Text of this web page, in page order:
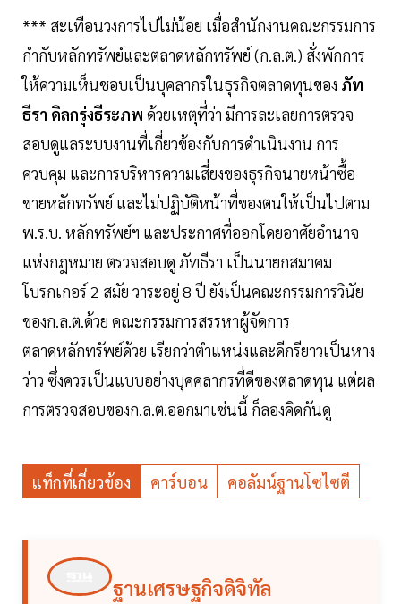
*** สะเทือนวงการไปไม่น้อย เมื่อสำนักงานคณะกรรมการ
กำกับหลักทรัพย์และตลาดหลักทรัพย์ (ก.ล.ต.) สั่งพักการ
ให้ความเห็นชอบเป็นบุคลากรในธุรกิจตลาดทุนของ ภัท
ธีรา ดิลกรุ่งธีระภพ ด้วยเหตุที่ว่า มีการละเลยการตรวจ
สอบดูแลระบบงานที่เกี่ยวข้องกับการดำเนินงาน การ
ควบคุม และการบริหารความเสี่ยงของธุรกิจนายหน้าซื้อ
ขายหลักทรัพย์ และไม่ปฏิบัติหน้าที่ของตนให้เป็นไปตาม
พ.ร.บ. หลักทรัพย์ฯ และประกาศที่ออกโดยอาศัยอำนาจ
แห่งกฎหมาย ตรวจสอบดู ภัทธีรา เป็นนายกสมาคม
โบรกเกอร์ 2 สมัย วาระอยู่ 8 ปี ยังเป็นคณะกรรมการวินัย
ของก.ล.ต.ด้วย คณะกรรมการสรรหาผู้จัดการ
ตลาดหลักทรัพย์ด้วย เรียกว่าตำแหน่งและดีกรียาวเป็นหาง
ว่าว ซึ่งควรเป็นแบบอย่างบุคคลากรที่ดีของตลาดทุน แต่ผล
การตรวจสอบของก.ล.ต.ออกมาเช่นนี้ ก็ลองคิดกันดู
แท็กที่เกี่ยวข้อง คาร์บอน คอลัมน์ฐานโซไซตี
ฐานเศรษฐกิจดิจิทัล